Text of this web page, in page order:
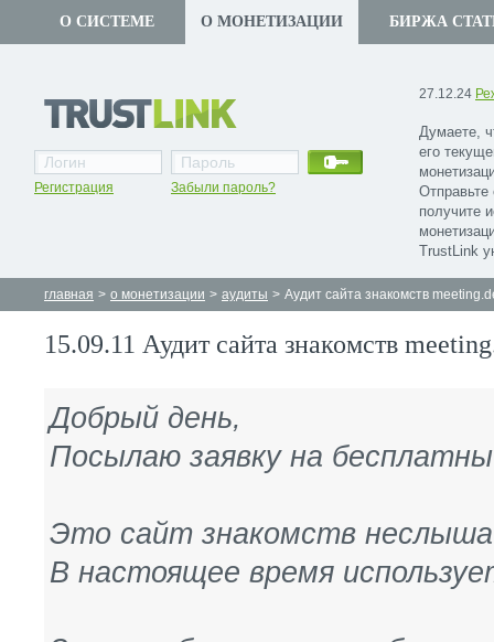
О СИСТЕМЕ О МОНЕТИЗАЦИИ БИРЖА
27.12.24
Думаете,
его
получите
TrustLink
Регистрация Забыли пароль?
главная > о монетизации > аудиты > Аудит сайта знакомств
15.09.11 Аудит сайта знакомств
Добрый день,
Посылаю заявку на
Это сайт знакомств
В настоящее время